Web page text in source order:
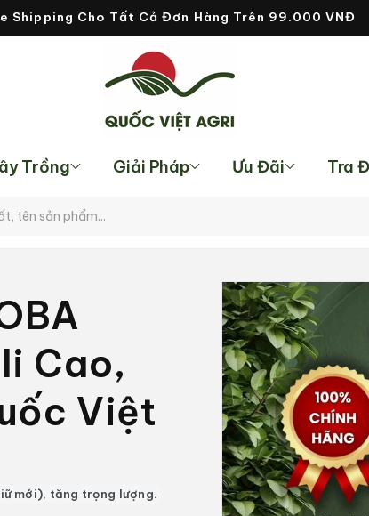
Shipping Cho Tất Cả Đơn Hàng Trên 99.000 VNĐ
Trồng Giải Pháp Ưu Đãi Tra
đến
thông
tin sản
phẩm
Cao,
Việt
mới), tăng trọng lượng.